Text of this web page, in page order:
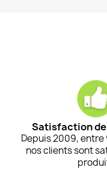
Satisfaction
Depuis 2009, entre
nos clients sont